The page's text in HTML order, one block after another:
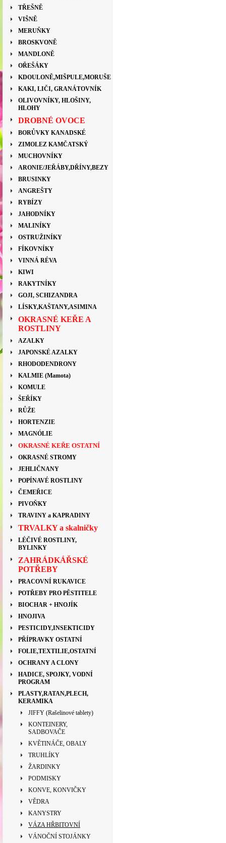
TŘEŠNĚ
VIŠNĚ
MERUŇKY
BROSKVONĚ
MANDLONĚ
OŘEŠÁKY
KDOULONĚ,MIŠPULE,MORUŠE
KAKI, LIČI, GRANÁTOVNÍK
OLIVOVNÍKY, HLOŠINY,
HLOHY
DROBNÉ OVOCE
BORŮVKY KANADSKÉ
ZIMOLEZ KAMČATSKÝ
MUCHOVNÍKY
ARONIE/JEŘÁBY,DŘÍNY,BEZY
BRUSINKY
ANGREŠTY
RYBÍZY
JAHODNÍKY
MALINÍKY
OSTRUŽINÍKY
FÍKOVNÍKY
VINNÁ RÉVA
KIWI
RAKYTNÍKY
GOJI, SCHIZANDRA
LÍSKY,KAŠTANY,ASIMINA
OKRASNÉ KEŘE A
ROSTLINY
AZALKY
JAPONSKÉ AZALKY
RHODODENDRONY
KALMIE (Mamota)
KOMULE
ŠEŘÍKY
RŮŽE
HORTENZIE
MAGNÓLIE
OKRASNÉ KEŘE OSTATNÍ
OKRASNÉ STROMY
JEHLIČNANY
POPÍNAVÉ ROSTLINY
ČEMEŘICE
PIVOŇKY
TRAVINY a KAPRADINY
TRVALKY a skalničky
LÉČIVÉ ROSTLINY,
BYLINKY
ZAHRÁDKÁŘSKÉ
POTŘEBY
PRACOVNÍ RUKAVICE
POTŘEBY PRO PĚSTITELE
BIOCHAR + HNOJÍK
HNOJIVA
PESTICIDY,INSEKTICIDY
PŘÍPRAVKY OSTATNÍ
FOLIE,TEXTILIE,OSTATNÍ
OCHRANY A CLONY
HADICE, SPOJKY, VODNÍ
PROGRAM
PLASTY,RATAN,PLECH,
KERAMIKA
JIFFY (Rašelinové tablety)
KONTEINERY,
SADBOVAČE
KVĚTINÁČE, OBALY
TRUHLÍKY
ŽARDINKY
PODMISKY
KONVE, KONVIČKY
VĚDRA
KANYSTRY
VÁZA HŘBITOVNÍ
VÁNOČNÍ STOJÁNKY